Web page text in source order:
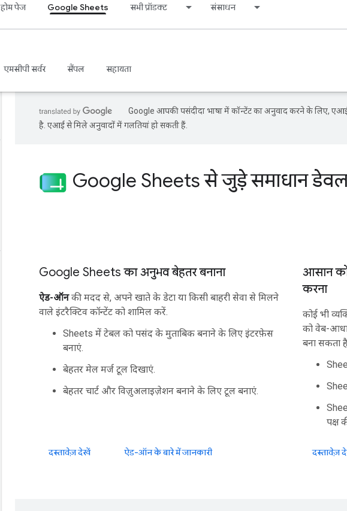
होम पेज Google Sheets सभी प्रॉडक्ट संसाधन
एमसीपी सर्वर सैंपल सहायता
Google आपकी पसंदीदा भाषा में कॉन्टेंट का अनुवाद करने के लिए,
है. एआई से मिले अनुवादों में गलतियां हो सकती हैं.
Google Sheets से जुड़े समाधान
Google Sheets का अनुभव बेहतर बनाना
ऐड-ऑनकी मदद से, अपने खाते के डेटा या किसी बाहरी सेवा से मिलने
वाले इंटरैक्टिव कॉन्टेंट को शामिल करें.
Sheets में टेबल को पसंद के मुताबिक बनाने के लिए इंटरफ़ेस
बनाएं.
बेहतर मेल मर्ज टूल दिखाएं.
बेहतर चार्ट और विज़ुअलाइज़ेशन बनाने के लिए टूल बनाएं.
दस्तावेज़ देखें ऐड-ऑन के बारे में जानकारी
आसान
करना
कोई भी
को वेब-
बना सकता
पक्ष
दस्तावेज़